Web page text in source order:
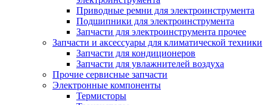
Приводные ремни для электроинструмента
Подшипники для электроинструмента
Запчасти для электроинструмента прочее
Запчасти и аксессуары для климатической техники
Запчасти для кондиционеров
Запчасти для увлажнителей воздуха
Прочие сервисные запчасти
Электронные компоненты
Термисторы